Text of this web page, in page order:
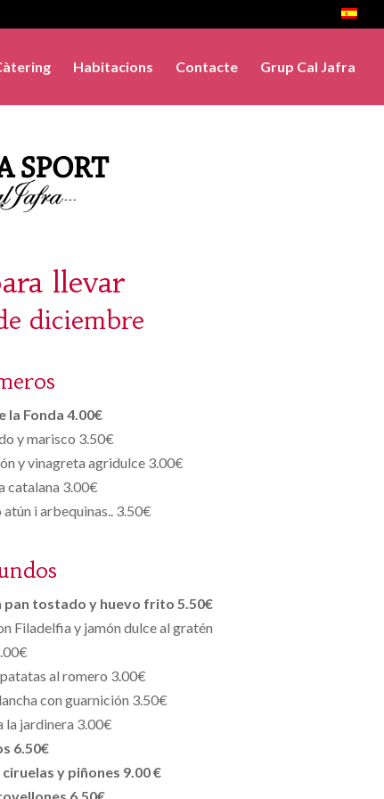
Habitacions Contacte Grup Cal Jafra
llevar
diciembre
la Fonda 4.00€
y marisco 3.50€
y vinagreta agridulce 3.00€
catalana 3.00€
i arbequinas.. 3.50€
pan tostado y huevo frito 5.50€
Filadelfia y jamón dulce al gratén
al romero 3.00€
con guarnición 3.50€
la jardinera 3.00€
6.50€
y piñones 9.00 €